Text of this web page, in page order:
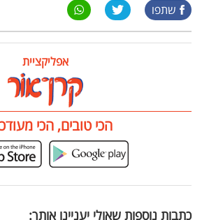
שתפו
אפליקציית
הכי טובים, הכי
כתבות נוספות שאולי יעניינו אותך: